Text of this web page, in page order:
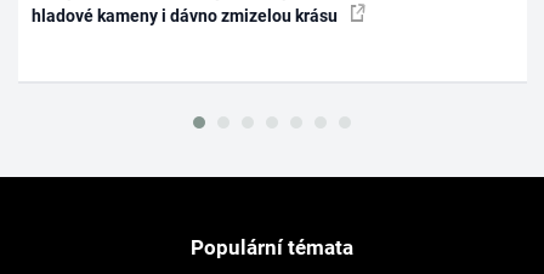
hladové kameny i dávno zmizelou krásu
Populární témata